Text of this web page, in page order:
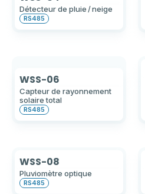
Détecteur de pluie / neige
RS485
Capteur de rayonnement
solaire total
RS485
WSS-06
Pluviomètre optique
RS485
WSS-08